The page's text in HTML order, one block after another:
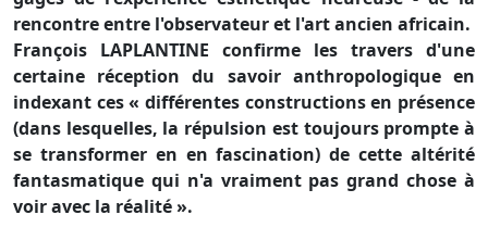
rencontre entre l'observateur et l'art ancien africain.
François LAPLANTINE confirme les travers d'une
certaine réception du savoir anthropologique en
indexant ces « différentes constructions en présence
(dans lesquelles, la répulsion est toujours prompte à
se transformer en en fascination) de cette altérité
fantasmatique qui n'a vraiment pas grand chose à
voir avec la réalité ».